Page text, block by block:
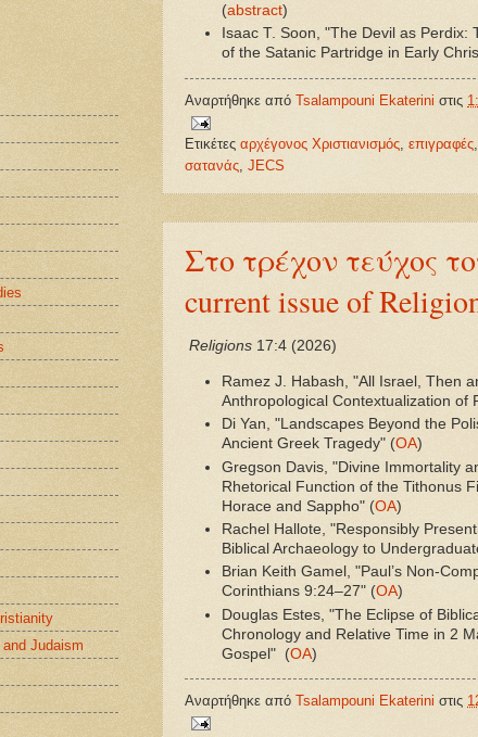
(abstract)
Isaac T. Soon, "The Devil as
of the Satanic Partridge in Early
Αναρτήθηκε από Tsalampouni Ekaterini στις
Ετικέτες αρχέγονος Χριστιανισμός επιγραφές
σατανάς JECS
Στο τρέχον τεύχος
current issue of
Religions 17:4 (2026)
Ramez J. Habash, "All Israel, Then
Anthropological Contextualization of
Di Yan, "Landscapes Beyond the
Ancient Greek Tragedy" (ΟΑ)
Gregson Davis, "Divine Immortality
Rhetorical Function of the Tithonus
Horace and Sappho" (ΟΑ)
Rachel Hallote, "Responsibly
Biblical Archaeology to
Brian Keith Gamel, "Paul’s Non-
Corinthians 9:24–27" (ΟΑ)
Douglas Estes, "The Eclipse of
Chronology and Relative Time in 2
Gospel" (ΟΑ)
Αναρτήθηκε από Tsalampouni Ekaterini στις
Judaism